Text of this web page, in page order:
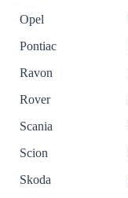
Opel
Pontiac
Ravon
Rover
Scania
Scion
Skoda